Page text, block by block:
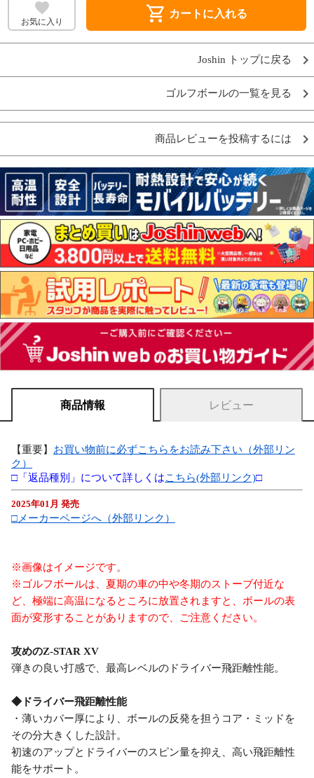
お気に入り shopping_cart カートに入れる
Joshin トップに戻る
ゴルフボールの一覧を見る
商品レビューを投稿するには
商品情報 レビュー
【重要】 お買い物前に必ずこちらをお読み下さい（外部リン
ク）
□「返品種別」について詳しくはこちら(外部リンク)□
2025年01月 発売
□メーカーページへ（外部リンク）
※画像はイメージです。
※ゴルフボールは、夏期の車の中や冬期のストーブ付近な
ど、極端に高温になるところに放置されますと、ボールの表
面が変形することがありますので、ご注意ください。
攻めのZ-STAR XV
弾きの良い打感で、最高レベルのドライバー飛距離性能。
◆ドライバー飛距離性能
・薄いカバー厚により、ボールの反発を担うコア・ミッドを
その分大きくした設計。
初速のアップとドライバーのスピン量を抑え、高い飛距離性
能をサポート。